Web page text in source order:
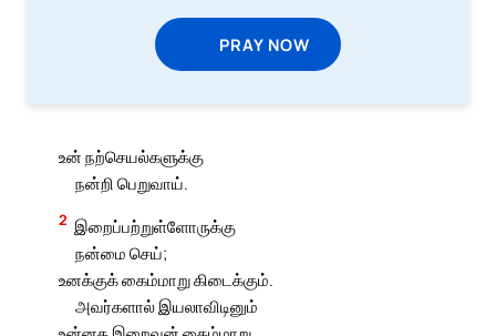
PRAY NOW
உன் நற்செயல்களுக்கு
நன்றி பெறுவாய்.
2 இறைப்பற்றுள்ளோருக்கு
நன்மை செய்;
உனக்குக் கைம்மாறு கிடைக்கும்.
அவர்களால் இயலாவிடினும்